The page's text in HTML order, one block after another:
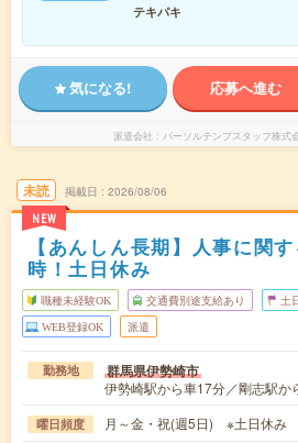
テキパキ
気になる! 応募へ進む
派遣会社 パーソルテンプスタッフ株
未読
NEW
掲載日 2026/08/06
【あんしん長期】人事に関
時！土日休み
職種未経験OK 交通費別途支給あり 土
WEB登録OK 派遣
勤務地 群馬県伊勢崎市
伊勢崎駅から車17分／剛志駅か
曜日頻度 月～金・祝(週5日) ※土日休み